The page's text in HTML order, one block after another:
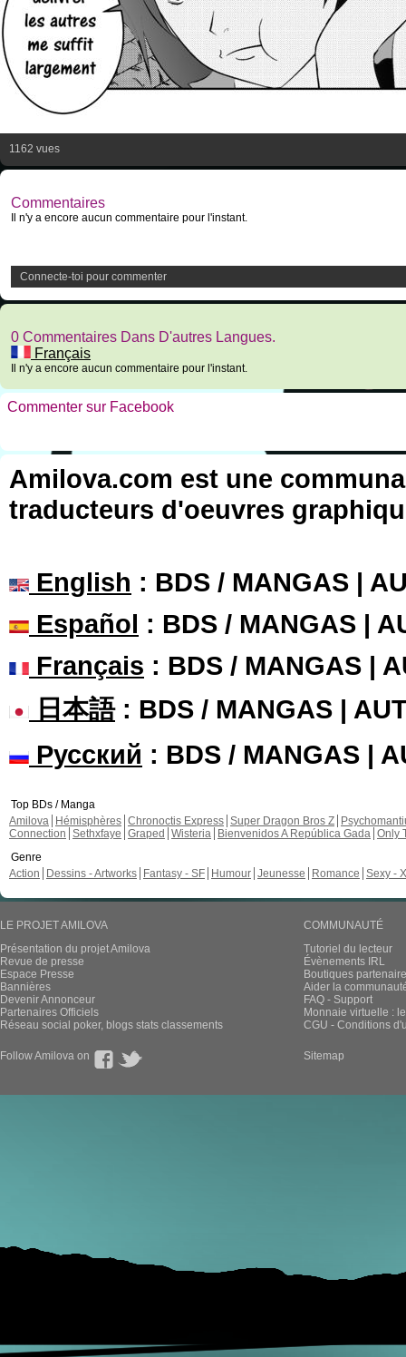
1162 vues
Commentaires
Il n'y a encore aucun commentaire pour l'instant.
Connecte-toi pour commenter
0 Commentaires Dans D'autres Langues.
Français
Il n'y a encore aucun commentaire pour l'instant.
Commenter sur Facebook
Amilova.com est une
traducteurs d'oeuvres
English : BDS / MANGAS |
Español : BDS / MANGAS |
Français : BDS / MANGAS |
日本語: BDS / MANGAS |
Русский : BDS / MANGAS |
Top BDs / Manga
Amilova
Hémisphères Chronoctis Express Super Dragon Bros Z
Connection Sethxfaye Graped Wisteria Bienvenidos A República Gada Only
Genre
Action
Dessins - Artworks Fantasy - SF Humour Jeunesse Romance Sexy -
LE PROJET AMILOVA
Présentation du projet Amilova
Revue de presse
Espace Presse
Bannières
Devenir Annonceur
Partenaires Officiels
Réseau social poker, blogs stats classements
COMMUNAUTÉ
Tutoriel du lecteur
Évènements IRL
Boutiques
Aider la
FAQ - Support
Monnaie virtuelle :
CGU - Conditions
Follow Amilova on Sitemap